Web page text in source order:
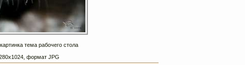
тема рабочего стола
формат JPG